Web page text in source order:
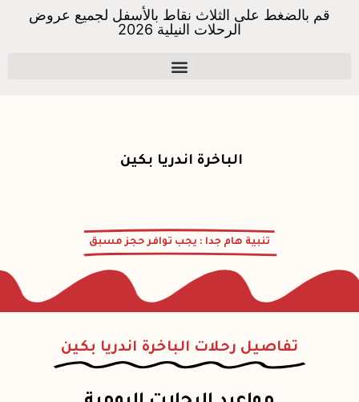
قم بالضغط على الثلاث نقاط بالأسفل لجميع عروض
الرحلات النيلية 2026
الباخرة اندريا بكين
تنبية هام جدا : يجب توافر حجز مسبق
تفاصيل رحلات الباخرة اندريا بكين